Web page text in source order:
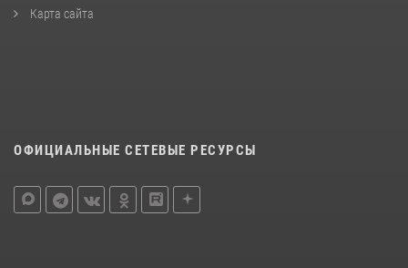
Карта сайта
ОФИЦИАЛЬНЫЕ СЕТЕВЫЕ РЕСУРСЫ